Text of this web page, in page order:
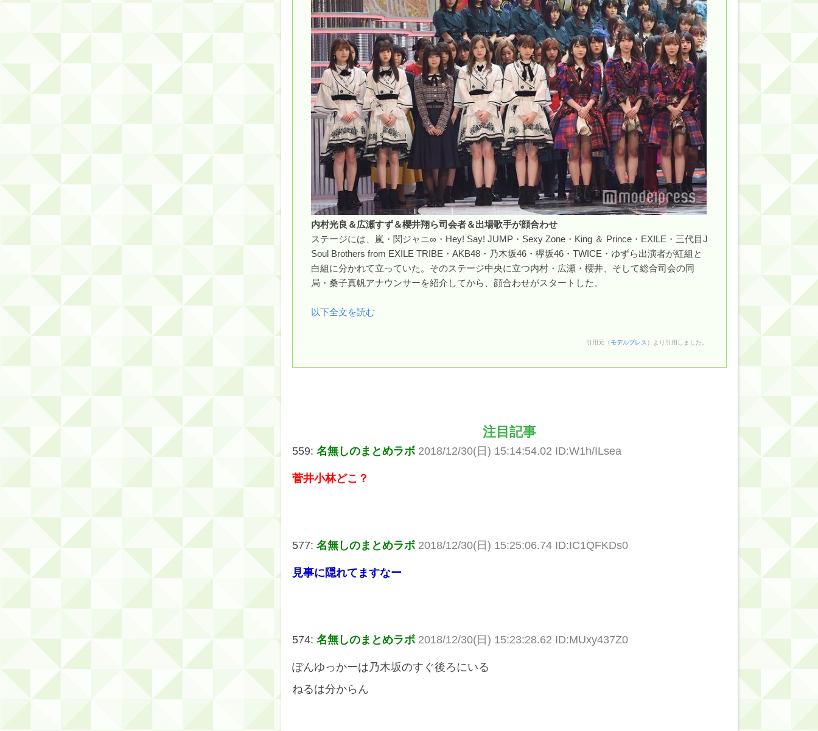
内村光良＆広瀬すず＆櫻井翔ら司会者＆出場歌手が顔合わせ
ステージには、嵐・関ジャニ∞・Hey! Say! JUMP・Sexy Zone・King ＆ Prince・EXILE・三代目J
Soul Brothers from EXILE TRIBE・AKB48・乃木坂46・欅坂46・TWICE・ゆずら出演者が紅組と
白組に分かれて立っていた。そのステージ中央に立つ内村・広瀬・櫻井、そして総合司会の同
局・桑子真帆アナウンサーを紹介してから、顔合わせがスタートした。
以下全文を読む
引用元（モデルプレス ）より引用しました。
注目記事
559: 名無しのまとめラボ 2018/12/30(日) 15:14:54.02 ID:W1h/ILsea
菅井小林どこ？
577: 名無しのまとめラボ 2018/12/30(日) 15:25:06.74 ID:IC1QFKDs0
見事に隠れてますなー
574: 名無しのまとめラボ 2018/12/30(日) 15:23:28.62 ID:MUxy437Z0
ぽんゆっかーは乃木坂のすぐ後ろにいる
ねるは分からん